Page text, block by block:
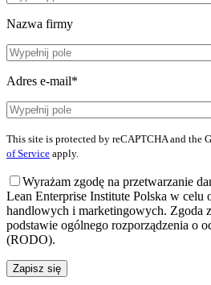
Nazwa firmy
Adres e-mail*
This site is protected by reCAPTCHA and the
of Service apply.
Wyrażam zgodę na przetwarzanie
Lean Enterprise Institute Polska w
handlowych i marketingowych. Zgoda
podstawie ogólnego rozporządzenia o
(RODO).
Zapisz się